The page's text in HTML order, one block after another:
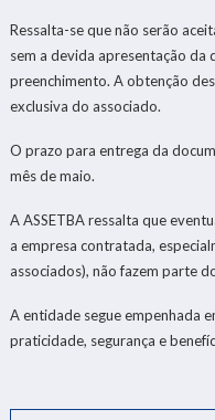
Ressalta-se que não serão
sem a devida apresentação da
preenchimento. A obtenção
exclusiva do associado.
O prazo para entrega da
mês de maio.
A ASSETBA ressalta que
a empresa contratada,
associados), não fazem parte
A entidade segue empenhada
praticidade, segurança e